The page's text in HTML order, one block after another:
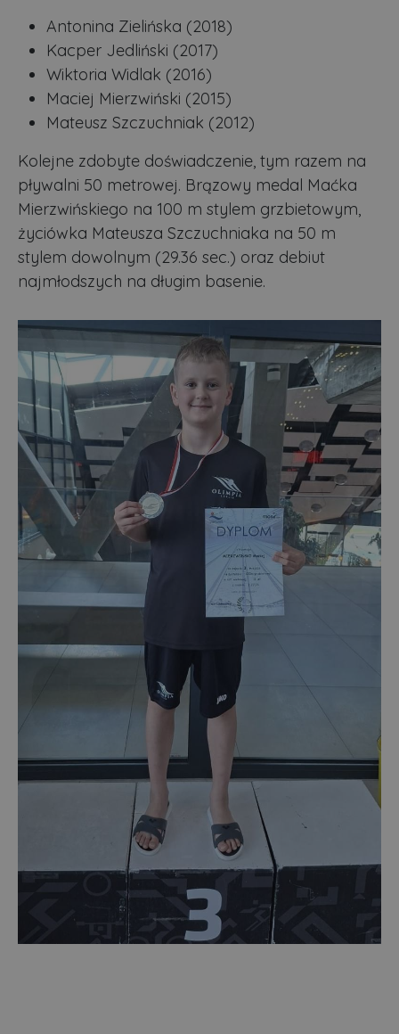
Antonina Zielińska (2018)
Kacper Jedliński (2017)
Wiktoria Widlak (2016)
Maciej Mierzwiński (2015)
Mateusz Szczuchniak (2012)
Kolejne zdobyte doświadczenie, tym razem na
pływalni 50 metrowej. Brązowy medal Maćka
Mierzwińskiego na 100 m stylem grzbietowym,
życiówka Mateusza Szczuchniaka na 50 m
stylem dowolnym (29.36 sec.) oraz debiut
najmłodszych na długim basenie.